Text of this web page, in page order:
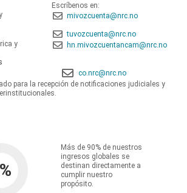
Escríbenos en:
mivozcuenta@nrc.no
tuvozcuenta@nrc.no
y
hn.mivozcuentancam@nrc.no
co.nrc@nrc.no
para la recepción de notificaciones judiciales y
%
Más de 90% de nuestros
ingresos globales se
destinan directamente a
cumplir nuestro
propósito.